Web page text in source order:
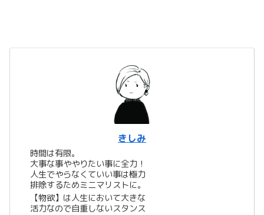
きしみ
時間は有限。
大事な事ややりたい事に全力！
人生でやらなくていい事は極力
排除するためミニマリストに。
【物欲】は人生において大きな
活力なので自重しないスタンス